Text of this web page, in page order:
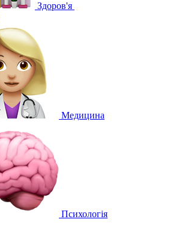
Здоров'я
Медицина
Психологія